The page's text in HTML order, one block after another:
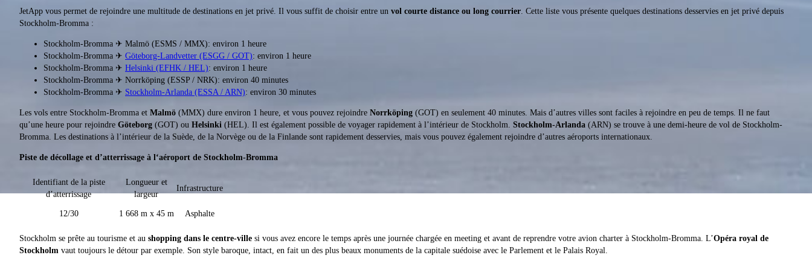
JetApp vous permet de rejoindre une multitude de destinations en jet privé. Il vous suffit de choisir entre un vol courte distance ou long courrier . Cette liste vous présente quelques destinations desservies en jet privé depuis
Stockholm-Bromma :
Stockholm-Bromma ✈ Malmö (ESMS / MMX): environ 1 heure
Stockholm-Bromma ✈ Göteborg-Landvetter (ESGG / GOT): environ 1 heure
Stockholm-Bromma ✈ Helsinki (EFHK / HEL): environ 1 heure
Stockholm-Bromma ✈ Norrköping (ESSP / NRK): environ 40 minutes
Stockholm-Bromma ✈ Stockholm-Arlanda (ESSA / ARN): environ 30 minutes
Les vols entre Stockholm-Bromma et Malmö (MMX) dure environ 1 heure, et vous pouvez rejoindre Norrköping (GOT) en seulement 40 minutes. Mais d’autres villes sont faciles à rejoindre en peu de temps. Il ne faut
qu’une heure pour rejoindre Göteborg (GOT) ou Helsinki (HEL). Il est également possible de voyager rapidement à l’intérieur de Stockholm. Stockholm-Arlanda (ARN) se trouve à une demi-heure de vol de Stockholm-
Bromma. Les destinations à l’intérieur de la Suède, de la Norvège ou de la Finlande sont rapidement desservies, mais vous pouvez également rejoindre d’autres aéroports internationaux.
Piste de décollage et d’atterrissage à l‘aéroport de Stockholm-Bromma
Identifiant de la piste
d’atterrissage
Longueur et
largeur
Infrastructure
12/30 1 668 m x 45 m Asphalte
Stockholm se prête au tourisme et au shopping dans le centre-ville si vous avez encore le temps après une journée chargée en meeting et avant de reprendre votre avion charter à Stockholm-Bromma. L’Opéra royal de
Stockholm vaut toujours le détour par exemple. Son style baroque, intact, en fait un des plus beaux monuments de la capitale suédoise avec le Parlement et le Palais Royal.